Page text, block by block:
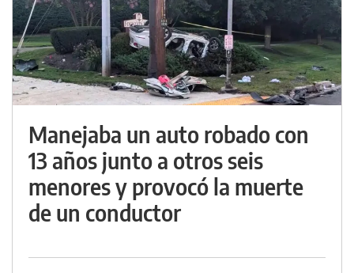
Manejaba un auto robado con
13 años junto a otros seis
menores y provocó la muerte
de un conductor